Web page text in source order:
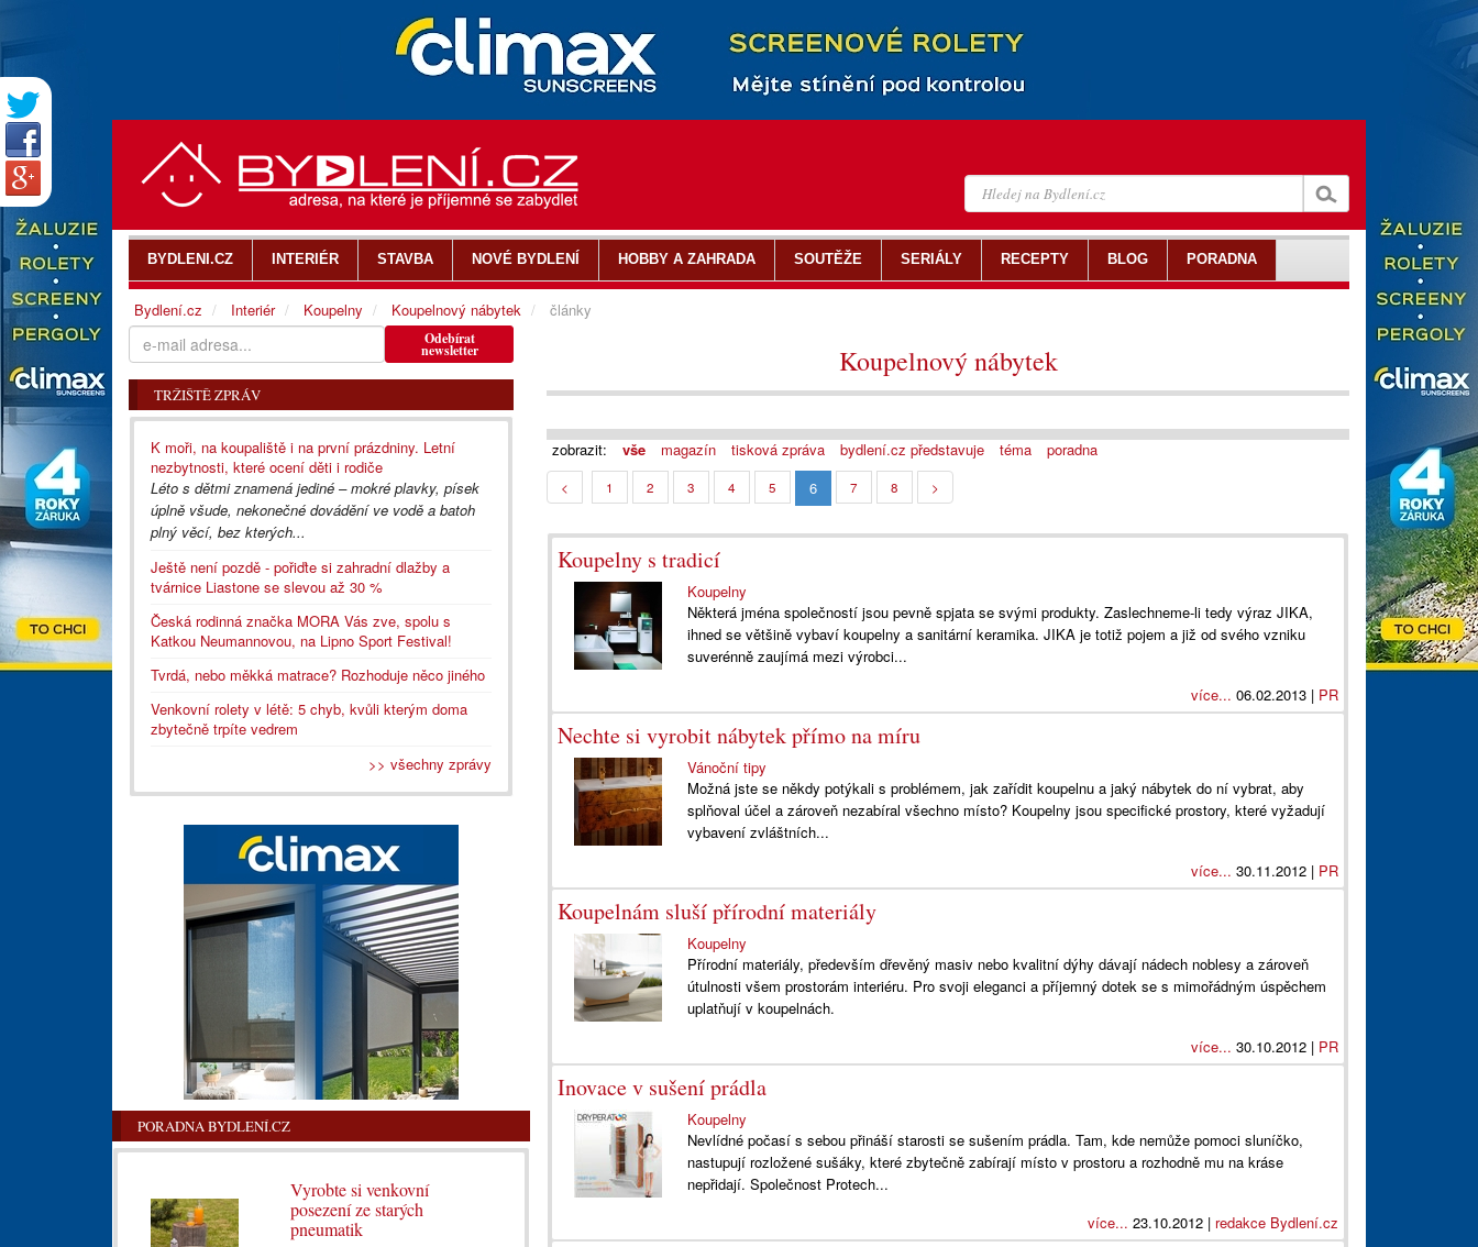
Koupelnový nábytek
zobrazit: vše magazín tisková zpráva bydlení.cz představuje téma poradna
< 1 2 3 4 5 6 7 8 >
Koupelny s tradicí
Koupelny
Některá jména společností jsou pevně spjata se svými produkty. Zaslechneme-li tedy výraz JIKA,
ihned se většině vybaví koupelny a sanitární keramika. JIKA je totiž pojem a již od svého vzniku
suverénně zaujímá mezi výrobci...
více... 06.02.2013 | PR
Nechte si vyrobit nábytek přímo na míru
Vánoční tipy
Možná jste se někdy potýkali s problémem, jak zařídit koupelnu a jaký nábytek do ní vybrat, aby
splňoval účel a zároveň nezabíral všechno místo? Koupelny jsou specifické prostory, které vyžadují
vybavení zvláštních...
více... 30.11.2012 | PR
Koupelnám sluší přírodní materiály
Koupelny
Přírodní materiály, především dřevěný masiv nebo kvalitní dýhy dávají nádech noblesy a zároveň
útulnosti všem prostorám interiéru. Pro svoji eleganci a příjemný dotek se s mimořádným úspěchem
uplatňují v koupelnách.
více... 30.10.2012 | PR
Inovace v sušení prádla
Koupelny
Nevlídné počasí s sebou přináší starosti se sušením prádla. Tam, kde nemůže pomoci sluníčko,
nastupují rozložené sušáky, které zbytečně zabírají místo v prostoru a rozhodně mu na kráse
nepřidají. Společnost Protech...
více... 23.10.2012 | redakce Bydlení.cz
Odebírat
newsletter
TRŽIŠTĚ ZPRÁV
K moři, na koupaliště i na první prázdniny. Letní
nezbytnosti, které ocení děti i rodiče
Léto s dětmi znamená jediné – mokré plavky, písek
úplně všude, nekonečné dovádění ve vodě a batoh
plný věcí, bez kterých...
Ještě není pozdě - pořiďte si zahradní dlažby a
tvárnice Liastone se slevou až 30 %
Česká rodinná značka MORA Vás zve, spolu s
Katkou Neumannovou, na Lipno Sport Festival!
Tvrdá, nebo měkká matrace? Rozhoduje něco jiného
Venkovní rolety v létě: 5 chyb, kvůli kterým doma
zbytečně trpíte vedrem
>> všechny zprávy
PORADNA BYDLENÍ.CZ
Vyrobte si venkovní
posezení ze starých
pneumatik
BYDLENI.CZ INTERIÉR STAVBA NOVÉ BYDLENÍ HOBBY A ZAHRADA SOUTĚŽE SERIÁLY RECEPTY BLOG PORADNA
Bydlení.cz Interiér Koupelny Koupelnový nábytek články